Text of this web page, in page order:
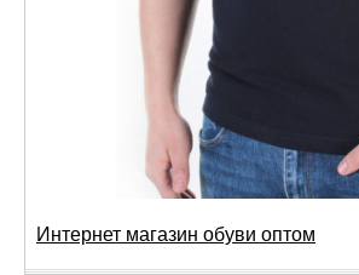
Интернет магазин обуви оптом